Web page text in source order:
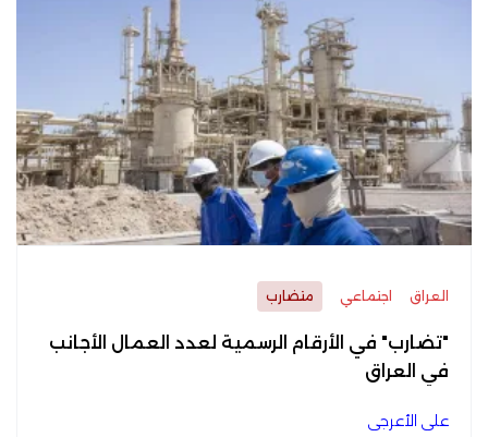
العراق اجتماعي متضارب
"تضارب" في الأرقام الرسمية لعدد العمال الأجانب
في العراق
علي الأعرجي